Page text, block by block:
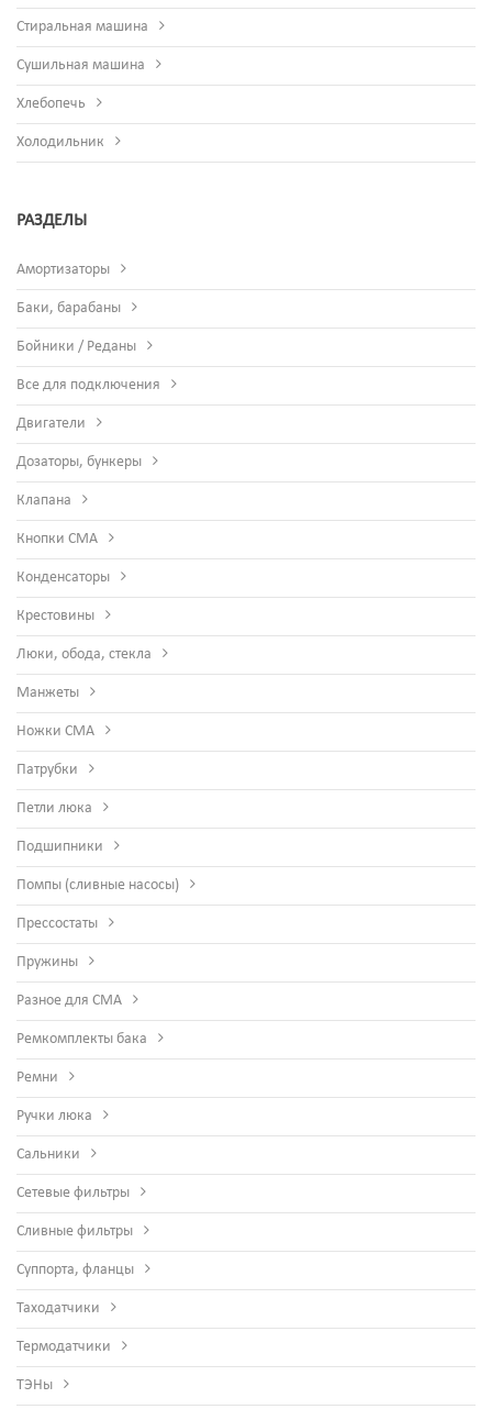
Стиральная машина
Сушильная машина
Хлебопечь
Холодильник
РАЗДЕЛЫ
Амортизаторы
Баки, барабаны
Бойники / Реданы
Все для подключения
Двигатели
Дозаторы, бункеры
Клапана
Кнопки СМА
Конденсаторы
Крестовины
Люки, обода, стекла
Манжеты
Ножки СМА
Патрубки
Петли люка
Подшипники
Помпы (сливные насосы)
Прессостаты
Пружины
Разное для СМА
Ремкомплекты бака
Ремни
Ручки люка
Сальники
Сетевые фильтры
Сливные фильтры
Суппорта, фланцы
Таходатчики
Термодатчики
ТЭНы